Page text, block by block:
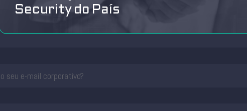
Security do País